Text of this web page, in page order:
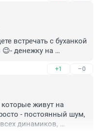
встречать с буханкой
😉- денежку на
будет побольше
Это
морозы!!!!
+1 –0
живут на
- постоянный шум,
динамиков,